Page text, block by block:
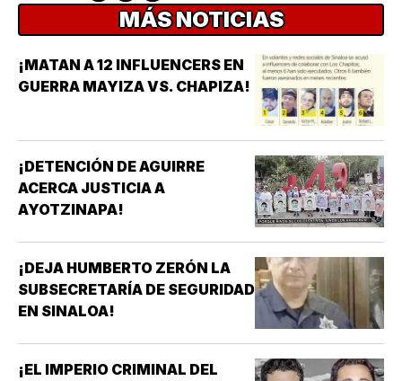
MÁS NOTICIAS
¡MATAN A 12 INFLUENCERS EN
GUERRA MAYIZA VS. CHAPIZA!
¡DETENCIÓN DE AGUIRRE
ACERCA JUSTICIA A
AYOTZINAPA!
¡DEJA HUMBERTO ZERÓN LA
SUBSECRETARÍA DE SEGURIDAD
EN SINALOA!
¡EL IMPERIO CRIMINAL DEL